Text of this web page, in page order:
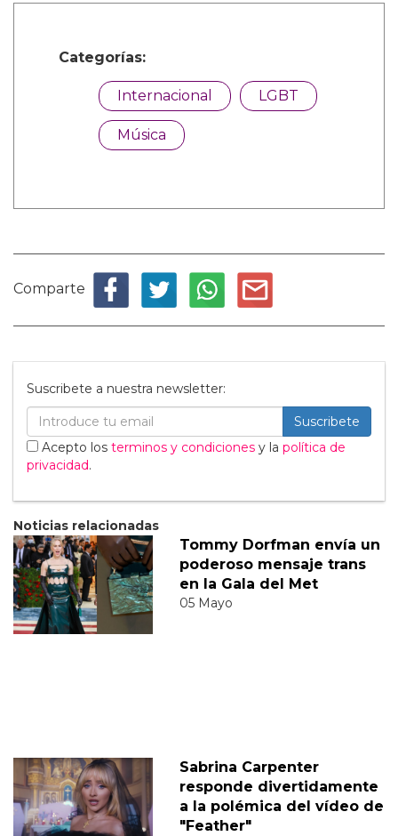
Categorías:
Internacional LGBT
Música
Comparte
Suscribete a nuestra newsletter:
Suscribete
Acepto los terminos y condiciones y la política de
privacidad.
Noticias relacionadas
Tommy Dorfman envía un
poderoso mensaje trans
en la Gala del Met
05 Mayo
Sabrina Carpenter
responde divertidamente
a la polémica del vídeo de
"Feather"